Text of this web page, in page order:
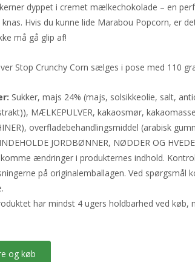
dyppet i cremet mælkechokolade – en
Hvis du kunne lide Marabou Popcorn, er
må gå glip af!
Stop Crunchy Corn sælges i pose med 110
Sukker, majs 24% (majs, solsikkeolie, salt,
MÆLKEPULVER, kakaosmør,
overfladebehandlingsmiddel (arabisk
JORDBØNNER, NØDDER OG
ændringer i produkternes indhold.
på originalemballagen. Ved spørgsmål
har mindst 4 ugers holdbarhed ved køb,
og køb